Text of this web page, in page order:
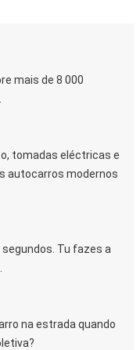
mais de 8 000
tomadas eléctricas e
autocarros modernos
Tu fazes a
na estrada quando